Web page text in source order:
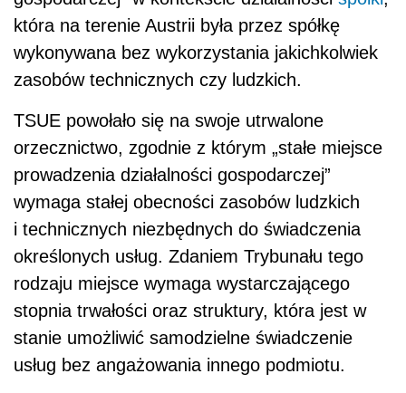
która na terenie Austrii była przez spółkę
wykonywana bez wykorzystania jakichkolwiek
zasobów technicznych czy ludzkich.
TSUE powołało się na swoje utrwalone
orzecznictwo, zgodnie z którym „stałe miejsce
prowadzenia działalności gospodarczej”
wymaga stałej obecności zasobów ludzkich
i technicznych niezbędnych do świadczenia
określonych usług. Zdaniem Trybunału tego
rodzaju miejsce wymaga wystarczającego
stopnia trwałości oraz struktury, która jest w
stanie umożliwić samodzielne świadczenie
usług bez angażowania innego podmiotu.